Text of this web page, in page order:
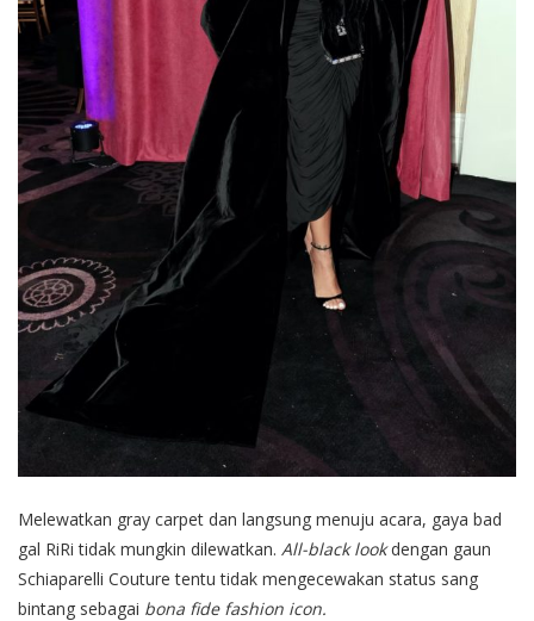
Melewatkan gray carpet dan langsung menuju acara, gaya bad
gal RiRi tidak mungkin dilewatkan. All-black lookdengan gaun
Schiaparelli Couture tentu tidak mengecewakan status sang
bintang sebagai bona fide fashion icon.